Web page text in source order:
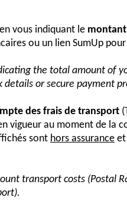
en vous indiquant le
ou un lien SumUp pour
the total amount of
or secure payment
des frais de transport
vigueur au moment de la
sont hors assurance
transport costs (Postal